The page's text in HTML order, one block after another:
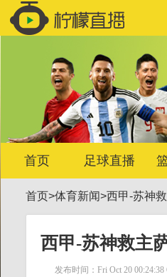
首页 足球直播
首页>体育新闻>西甲-苏神
西甲-苏神救主
发布时间：Fri Oct 20 00:24:38